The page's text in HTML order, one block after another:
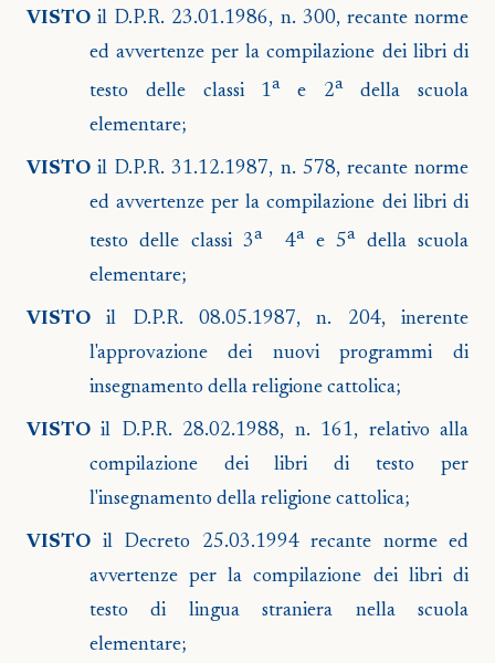
VISTO il D.P.R. 23.01.1986, n. 300, recante norme
ed avvertenze per la compilazione dei libri di
testo delle classi 1ae 2adella scuola
elementare;
VISTO il D.P.R. 31.12.1987, n. 578, recante norme
ed avvertenze per la compilazione dei libri di
testo delle classi 3a 4ae 5adella scuola
elementare;
VISTO il D.P.R. 08.05.1987, n. 204, inerente
l'approvazione dei nuovi programmi di
insegnamento della religione cattolica;
VISTO il D.P.R. 28.02.1988, n. 161, relativo alla
compilazione dei libri di testo per
l'insegnamento della religione cattolica;
VISTO il Decreto 25.03.1994 recante norme ed
avvertenze per la compilazione dei libri di
testo di lingua straniera nella scuola
elementare;